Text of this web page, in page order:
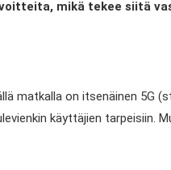
mikä tekee siitä
matkalla on itsenäinen 5G
käyttäjien tarpeisiin.